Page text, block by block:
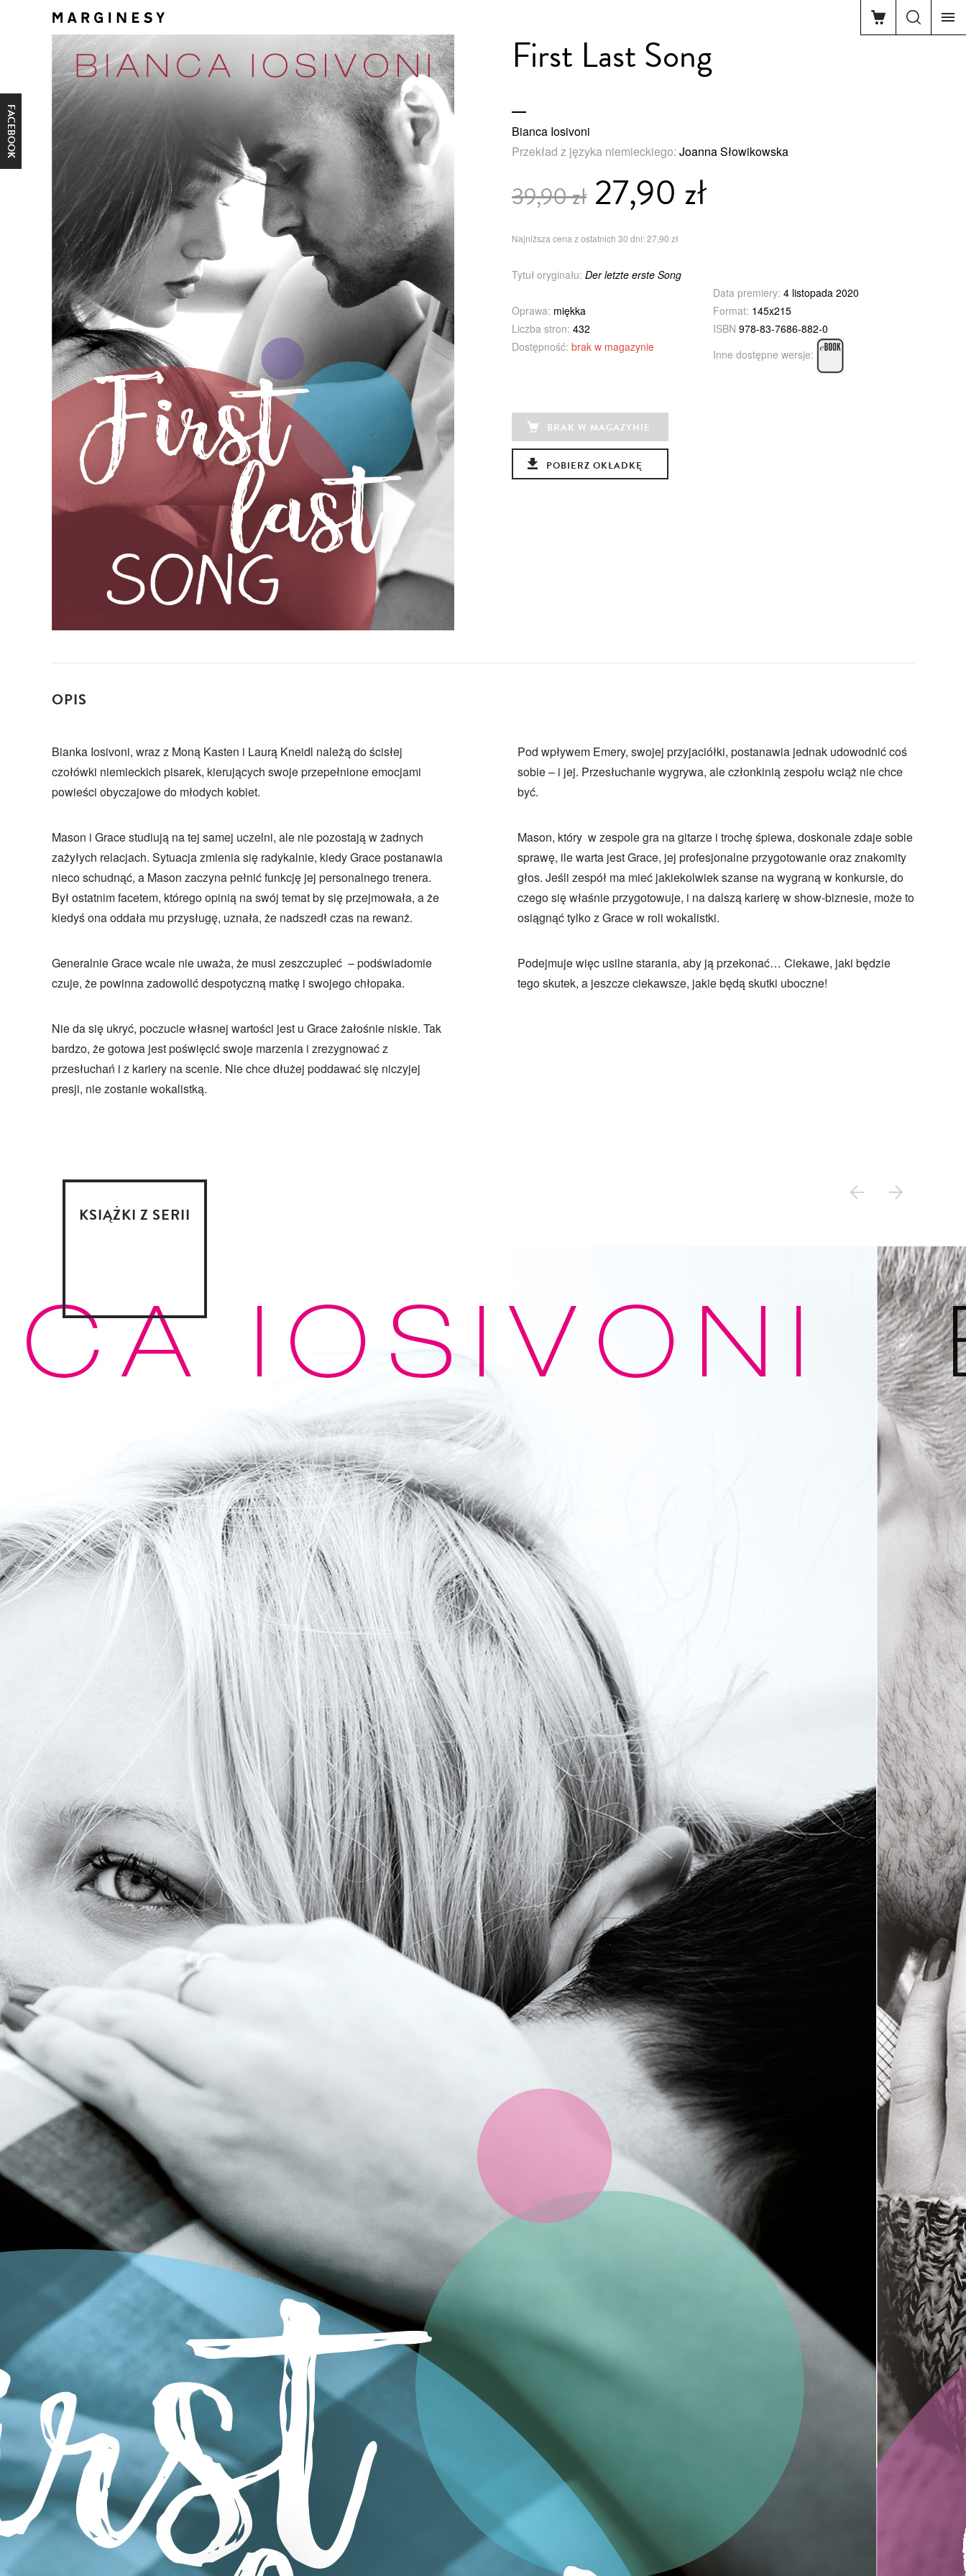
FACEBOOK
First Last Song
Bianca Iosivoni
Przekład z języka niemieckiego: Joanna Słowikowska
39,90 zł27,90 zł
Najniższa cena z ostatnich 30 dni: 27,90 zł
Tytuł oryginału: Der letzte erste Song
Data premiery: 4 listopada 2020
Oprawa: miękka Format: 145x215
Liczba stron: 432 ISBN 978-83-7686-882-0
Dostępność: brak w magazynie
Inne dostępne wersje:
BRAK W MAGAZYNIE
POBIERZ OKŁADKĘ
OPIS
Bianka Iosivoni, wraz z Moną Kasten i Laurą Kneidl należą do ścisłej
czołówki niemieckich pisarek, kierujących swoje przepełnione emocjami
powieści obyczajowe do młodych kobiet.
Mason i Grace studiują na tej samej uczelni, ale nie pozostają w żadnych
zażyłych relacjach. Sytuacja zmienia się radykalnie, kiedy Grace postanawia
nieco schudnąć, a Mason zaczyna pełnić funkcję jej personalnego trenera.
Był ostatnim facetem, którego opinią na swój temat by się przejmowała, a że
kiedyś ona oddała mu przysługę, uznała, że nadszedł czas na rewanż.
Generalnie Grace wcale nie uważa, że musi zeszczupleć – podświadomie
czuje, że powinna zadowolić despotyczną matkę i swojego chłopaka.
Nie da się ukryć, poczucie własnej wartości jest u Grace żałośnie niskie. Tak
bardzo, że gotowa jest poświęcić swoje marzenia i zrezygnować z
przesłuchań i z kariery na scenie. Nie chce dłużej poddawać się niczyjej
presji, nie zostanie wokalistką.
Pod wpływem Emery, swojej przyjaciółki, postanawia jednak udowodnić coś
sobie – i jej. Przesłuchanie wygrywa, ale członkinią zespołu wciąż nie chce
być.
Mason, który w zespole gra na gitarze i trochę śpiewa, doskonale zdaje sobie
sprawę, ile warta jest Grace, jej profesjonalne przygotowanie oraz znakomity
głos. Jeśli zespół ma mieć jakiekolwiek szanse na wygraną w konkursie, do
czego się właśnie przygotowuje, i na dalszą karierę w show-biznesie, może to
osiągnąć tylko z Grace w roli wokalistki.
Podejmuje więc usilne starania, aby ją przekonać… Ciekawe, jaki będzie
tego skutek, a jeszcze ciekawsze, jakie będą skutki uboczne!
KSIĄŻKI Z SERII